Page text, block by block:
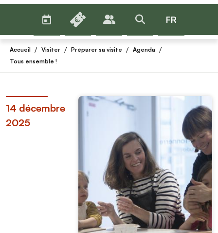
BILLETTERIE
PUBLICS >RECHERCHER
FR
Accueil / Visiter / Préparer sa visite / Agenda /
Tous ensemble !
14 décembre
2025